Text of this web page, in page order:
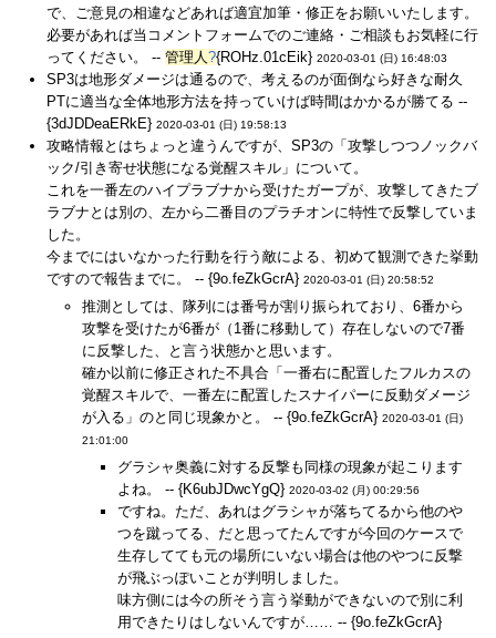
で、ご意見の相違などあれば適宜加筆・修正をお願いいたします。
必要があれば当コメントフォームでのご連絡・ご相談もお気軽に行
ってください。 -- 管理人?{ROHz.01cEik} 2020-03-01 (日) 16:48:03
SP3は地形ダメージは通るので、考えるのが面倒なら好きな耐久
PTに適当な全体地形方法を持っていけば時間はかかるが勝てる --
{3dJDDeaERkE} 2020-03-01 (日) 19:58:13
攻略情報とはちょっと違うんですが、SP3の「攻撃しつつノックバ
ック/引き寄せ状態になる覚醒スキル」について。
これを一番左のハイプラブナから受けたガープが、攻撃してきたブ
ラブナとは別の、左から二番目のプラチオンに特性で反撃していま
した。
今までにはいなかった行動を行う敵による、初めて観測できた挙動
ですので報告までに。 -- {9o.feZkGcrA} 2020-03-01 (日) 20:58:52
推測としては、隊列には番号が割り振られており、6番から
攻撃を受けたが6番が（1番に移動して）存在しないので7番
に反撃した、と言う状態かと思います。
確か以前に修正された不具合「一番右に配置したフルカスの
覚醒スキルで、一番左に配置したスナイパーに反動ダメージ
が入る」のと同じ現象かと。 -- {9o.feZkGcrA} 2020-03-01 (日)
21:01:00
グラシャ奥義に対する反撃も同様の現象が起こります
よね。 -- {K6ubJDwcYgQ} 2020-03-02 (月) 00:29:56
ですね。ただ、あれはグラシャが落ちてるから他のや
つを蹴ってる、だと思ってたんですが今回のケースで
生存してても元の場所にいない場合は他のやつに反撃
が飛ぶっぽいことが判明しました。
味方側には今の所そう言う挙動ができないので別に利
用できたりはしないんですが…… -- {9o.feZkGcrA}